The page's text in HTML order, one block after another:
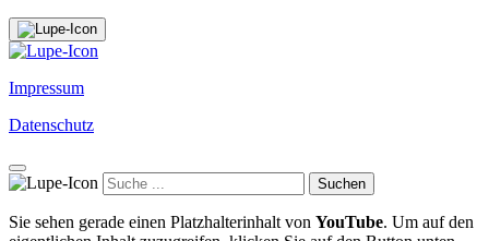
Impressum
Datenschutz
Suchen
Sie sehen gerade einen Platzhalterinhalt von YouTube. Um auf den